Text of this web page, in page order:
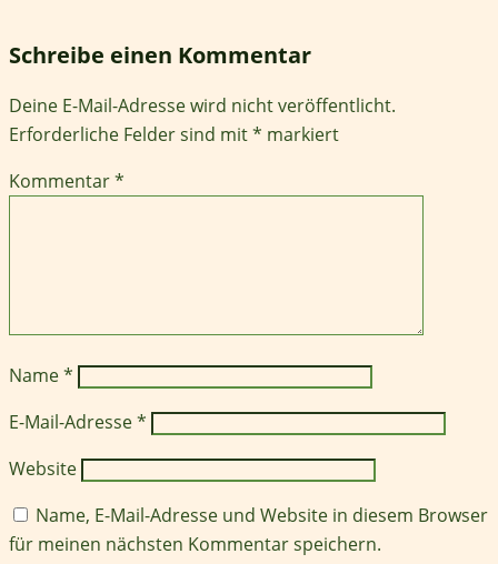
Schreibe einen Kommentar
Deine E-Mail-Adresse wird nicht veröffentlicht.
Erforderliche Felder sind mit* markiert
Kommentar*
Name*
E-Mail-Adresse*
Website
Name, E-Mail-Adresse und Website in diesem Browser
für meinen nächsten Kommentar speichern.